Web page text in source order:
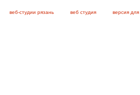
веб-студии рязань веб студия версия